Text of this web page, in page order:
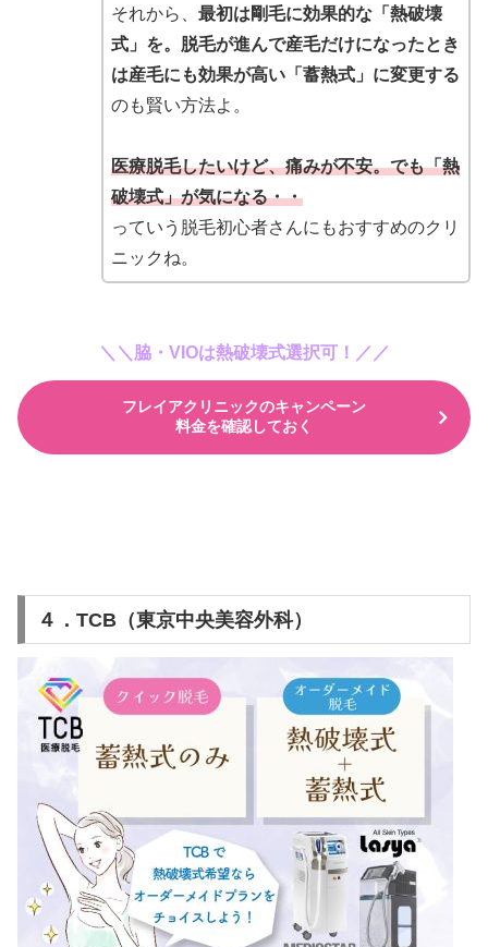
それから、 最初は剛毛に効果的な「熱破壊
式」を。脱毛が進んで産毛だけになったとき
は産毛にも効果が高い「蓄熱式」に変更する
のも賢い方法よ。
医療脱毛したいけど、痛みが不安。でも「熱
破壊式」が気になる・・
っていう脱毛初心者さんにもおすすめのクリ
ニックね。
＼＼脇・VIOは熱破壊式選択可！／／
フレイアクリニックのキャンペーン
料金を確認しておく
４．TCB（東京中央美容外科）